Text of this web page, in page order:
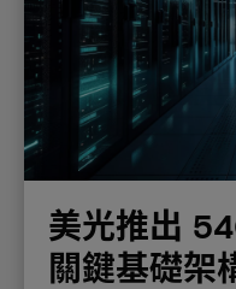
美光推出
關鍵基礎架